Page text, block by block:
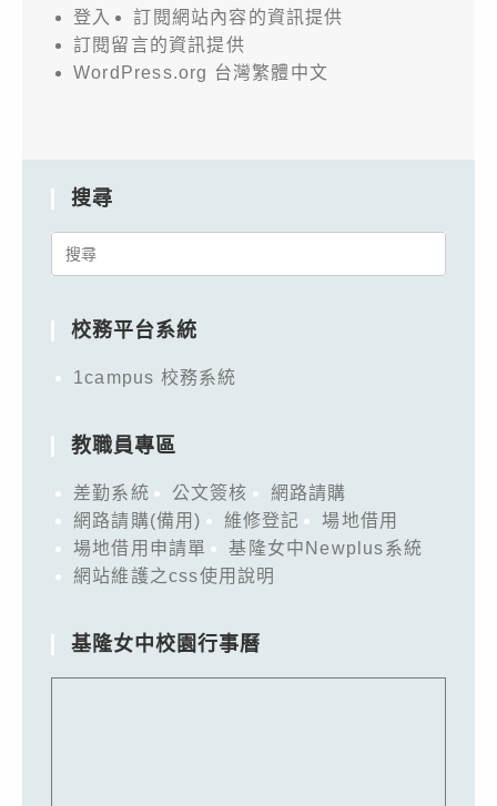
登入
訂閱網站內容的資訊提供
訂閱留言的資訊提供
WordPress.org 台灣繁體中文
搜尋
Search
校務平台系統
1campus 校務系統
教職員專區
差勤系統 公文簽核
網路請購
網路請購(備用)
維修登記
場地借用
場地借用申請單
基隆女中Newplus系統
網站維護之css使用說明
基隆女中校園行事曆